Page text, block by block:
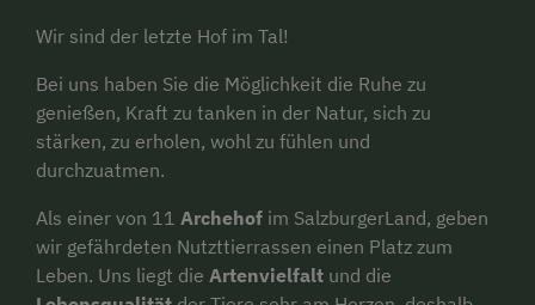
Wir sind der letzte Hof im Tal!
Bei uns haben Sie die Möglichkeit die Ruhe zu
genießen, Kraft zu tanken in der Natur, sich zu
stärken, zu erholen, wohl zu fühlen und
durchzuatmen.
Als einer von 11 Archehof im SalzburgerLand, geben
wir gefährdeten Nutzttierrassen einen Platz zum
Leben. Uns liegt die Artenvielfalt und die